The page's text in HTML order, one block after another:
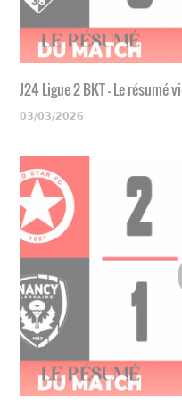
J24 Ligue 2 BKT - Le résumé
03/03/2026